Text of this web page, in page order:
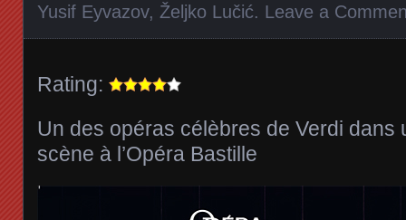
Yusif Eyvazov, Željko Lučić. Leave a
Rating:
Un des opéras célèbres de Verdi dans
scène à l’Opéra Bastille